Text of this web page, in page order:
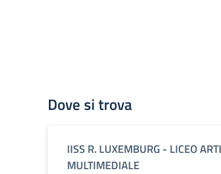
Dove si trova
IISS R. LUXEMBURG - LICEO
MULTIMEDIALE